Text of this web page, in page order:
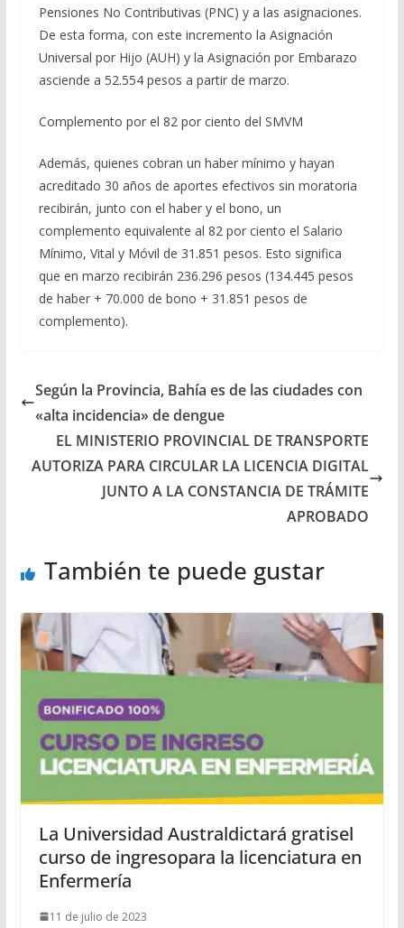
Pensiones No Contributivas (PNC) y a las asignaciones.
De esta forma, con este incremento la Asignación
Universal por Hijo (AUH) y la Asignación por Embarazo
asciende a 52.554 pesos a partir de marzo.
Complemento por el 82 por ciento del SMVM
Además, quienes cobran un haber mínimo y hayan
acreditado 30 años de aportes efectivos sin moratoria
recibirán, junto con el haber y el bono, un
complemento equivalente al 82 por ciento el Salario
Mínimo, Vital y Móvil de 31.851 pesos. Esto significa
que en marzo recibirán 236.296 pesos (134.445 pesos
de haber + 70.000 de bono + 31.851 pesos de
complemento).
Según la Provincia, Bahía es de las ciudades con
«alta incidencia» de dengue
EL MINISTERIO PROVINCIAL DE TRANSPORTE
AUTORIZA PARA CIRCULAR LA LICENCIA DIGITAL
JUNTO A LA CONSTANCIA DE TRÁMITE
APROBADO
También te puede gustar
La Universidad Australdictará gratisel
curso de ingresopara la licenciatura en
Enfermería
11 de julio de 2023